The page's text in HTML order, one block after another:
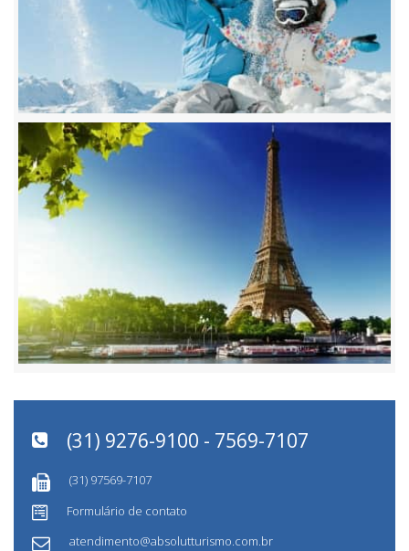
(31) 9276-9100 - 7569-7107
(31) 97569-7107
Formulário de contato
atendimento@absolutturismo.com.br